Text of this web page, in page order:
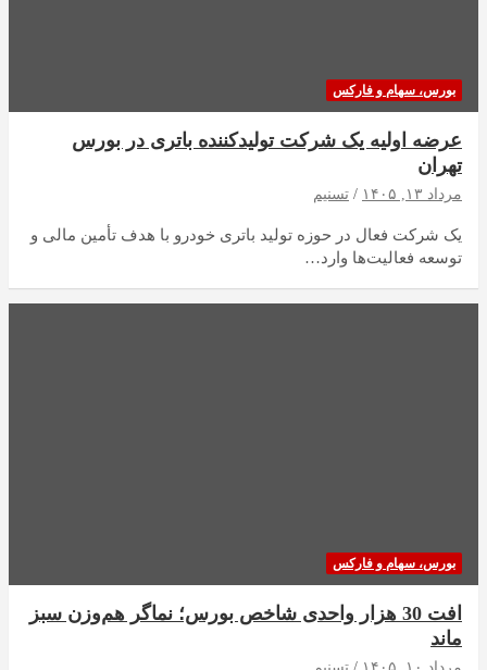
بورس، سهام و فارکس
عرضه اولیه یک شرکت تولیدکننده باتری در بورس
تهران
مرداد ۱۳, ۱۴۰۵ تسنیم
یک شرکت فعال در حوزه تولید باتری خودرو با هدف تأمین مالی و
توسعه فعالیت‌ها وارد…
بورس، سهام و فارکس
افت 30 هزار واحدی شاخص بورس؛ نماگر هم‌وزن سبز
ماند